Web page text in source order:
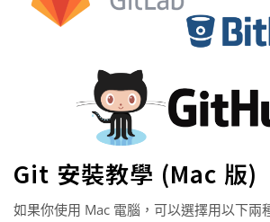
Git 安裝教學 (Mac 版)
如果你使用 Mac 電腦，可以選擇用以下兩